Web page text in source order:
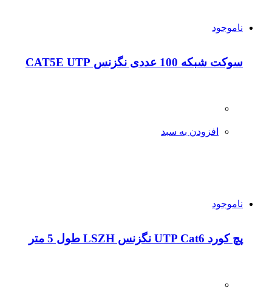
ناموجود
سوکت شبکه 100 عددی نگزنس CAT5E UTP
افزودن به سبد
ناموجود
پچ کورد UTP Cat6 نگزنس LSZH طول 5 متر